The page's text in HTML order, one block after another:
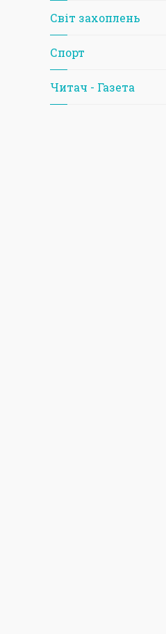
Світ захоплень
Спорт
Читач - Газета